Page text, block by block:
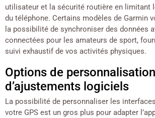
utilisateur et la sécurité routière en limitant
du téléphone. Certains modèles de Garmin
la possibilité de synchroniser des données
connectées pour les amateurs de sport,
suivi exhaustif de vos activités physiques.
Options de
d’ajustements logiciels
La possibilité de personnaliser les
votre GPS est un gros plus pour adapter